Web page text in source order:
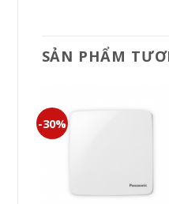
SẢN PHẨM
-30%